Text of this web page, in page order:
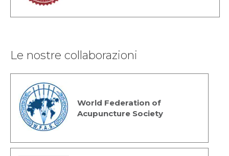
Le nostre collaborazioni
World Federation of
Acupuncture Society